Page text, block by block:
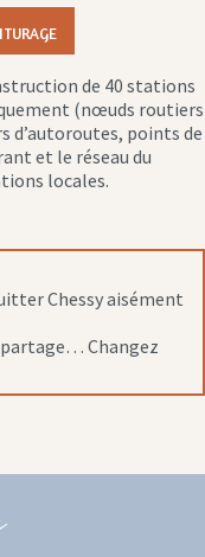
de 40 stations
(nœuds routiers
d’autoroutes, points de
et le réseau du
locales.
Chessy aisément
Changez